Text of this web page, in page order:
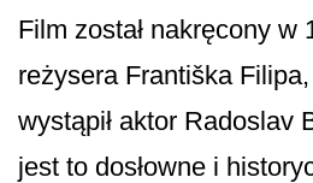
Film został nakręcony w
reżysera Františka
wystąpił aktor Radoslav
jest to dosłowne i